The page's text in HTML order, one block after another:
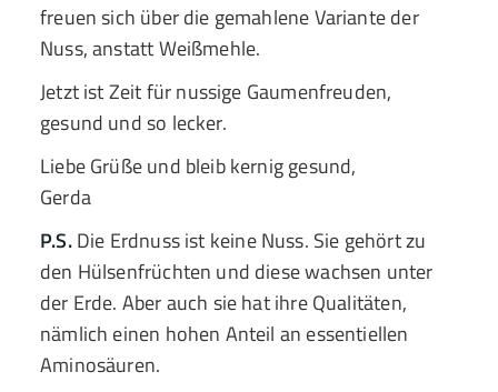
freuen sich über die gemahlene Variante der
Nuss, anstatt Weißmehle.
Jetzt ist Zeit für nussige Gaumenfreuden,
gesund und so lecker.
Liebe Grüße und bleib kernig gesund,
Gerda
P.S.Die Erdnuss ist keine Nuss. Sie gehört zu
den Hülsenfrüchten und diese wachsen unter
der Erde. Aber auch sie hat ihre Qualitäten,
nämlich einen hohen Anteil an essentiellen
Aminosäuren.